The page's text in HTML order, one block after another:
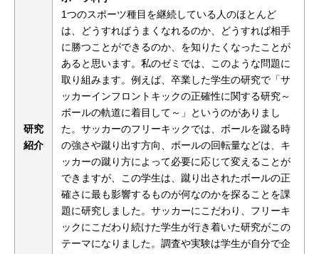
研究
紹介
1つのスポーツ種目を継続している人のほとんど
は、どうすればうまくなれるのか、どうすれば相手
に勝つことができるのか、を知りたくなったことが
あると思います。私のゼミでは、このような問題に
取り組みます。例えば、卒業した学生の研究で「サ
ッカーインフロントキックの正確性に関する研究～
ボールの軌道に着目して～」というのがありまし
た。サッカーのフリーキックでは、ボールを蹴る時
の強さや蹴り出す方向、ボールの回転量などは、キ
ッカーの蹴り方によって必要に応じて変えることが
できますが、この学生は、蹴り出されたボールの正
確さに最も影響するものが何なのかを探ることを課
題に研究しました。サッカーにこだわり、フリーキ
ックにこだわり続けた学生が行き着いた研究がこの
テーマになりました。調査や実験は学生が自分で企